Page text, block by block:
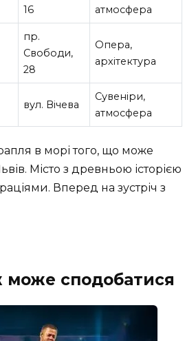
16
атмосфера
пр.
Свободи,
28
Опера,
архітектура
вул. Вічева
Сувеніри,
атмосфера
в морі того, що може
Місто з древньою історією
Вперед на зустріч з
може сподобатися